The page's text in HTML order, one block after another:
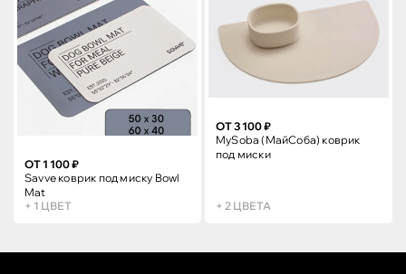
ОТ 1 100 ₽
Savve коврик под миску Bowl
Mat
+ 1 ЦВЕТ
ОТ 3 100 ₽
MySoba (МайСоба) коврик
под миски
+ 2 ЦВЕТА